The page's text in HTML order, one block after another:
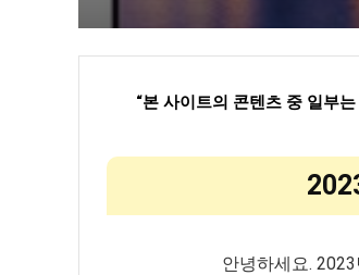
“본 사이트의 콘텐츠 중 일부
안녕하세요.